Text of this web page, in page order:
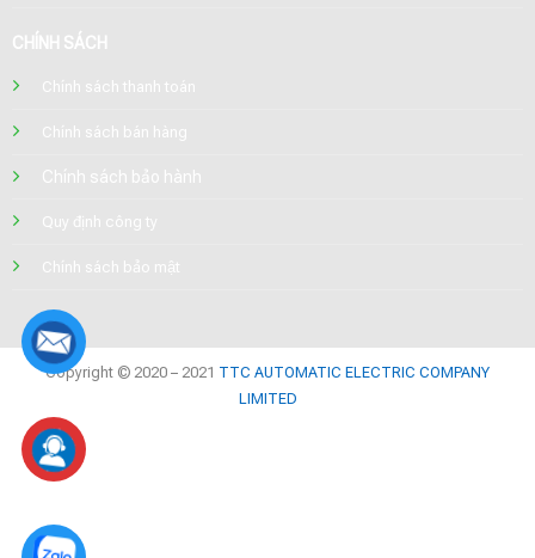
CHÍNH SÁCH
Chính sách thanh toán
Chính sách bán hàng
Chính sách bảo hành
Quy định công ty
Chính sách bảo mật
Copyright © 2020 – 2021 TTC AUTOMATIC ELECTRIC COMPANY
LIMITED